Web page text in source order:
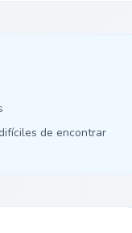
de encontrar